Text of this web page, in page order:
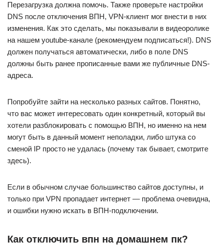
Перезагрузка должна помочь. Также проверьте настройки
DNS после отключения ВПН, VPN-клиент мог внести в них
изменения. Как это сделать, мы показывали в видеоролике
на нашем youtube-канале (рекомендуем подписаться!). DNS
должен получаться автоматически, либо в поле DNS
должны быть ранее прописанные вами же публичные DNS-
адреса.
Попробуйте зайти на несколько разных сайтов. Понятно,
что вас может интересовать один конкретный, который вы
хотели разблокировать с помощью ВПН, но именно на нем
могут быть в данный момент неполадки, либо штука со
сменой IP просто не удалась (почему так бывает, смотрите
здесь).
Если в обычном случае большинство сайтов доступны, и
только при VPN пропадает интернет — проблема очевидна,
и ошибки нужно искать в ВПН-подключении.
Как отключить впн на домашнем пк?